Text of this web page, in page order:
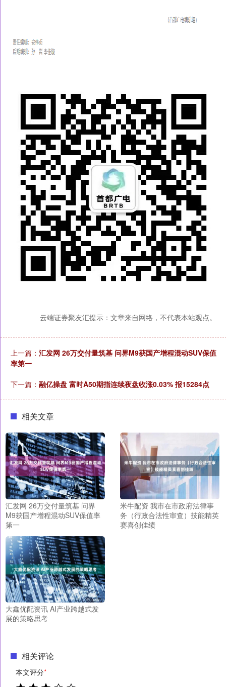
云端证券聚友汇提示：文章来自网络，不代表本站观点。
上一篇： 汇发网 26万交付量筑基 问界M9获国产增程混动SUV保值
率第一
下一篇： 融亿操盘 富时A50期指连续夜盘收涨0.03% 报15284点
相关文章
汇发网 26万交付量筑基 问界
M9获国产增程混动SUV保值率
第一
米牛配资 我市在市政府法律事
务（行政合法性审查）技能精英
赛喜创佳绩
大鑫优配资讯 AI产业跨越式发
展的策略思考
相关评论
本文评分*